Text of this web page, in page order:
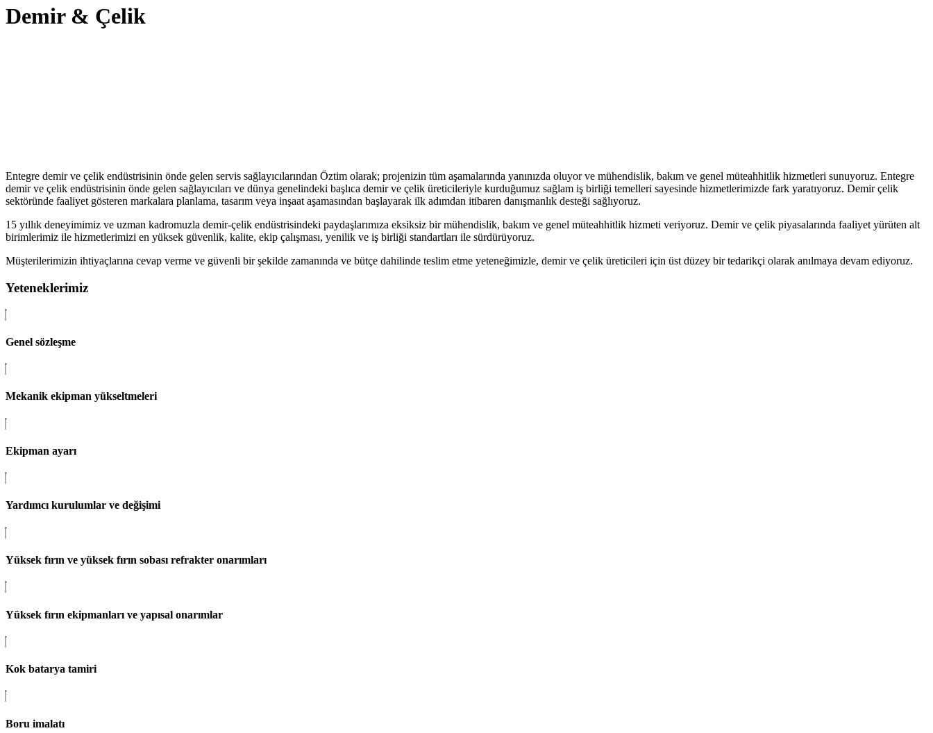
Demir & Çelik
Entegre demir ve çelik endüstrisinin önde gelen servis sağlayıcılarından Öztim olarak; projenizin tüm aşamalarında yanınızda oluyor ve mühendislik, bakım ve genel müteahhitlik hizmetleri sunuyoruz. Entegre
demir ve çelik endüstrisinin önde gelen sağlayıcıları ve dünya genelindeki başlıca demir ve çelik üreticileriyle kurduğumuz sağlam iş birliği temelleri sayesinde hizmetlerimizde fark yaratıyoruz. Demir çelik
sektöründe faaliyet gösteren markalara planlama, tasarım veya inşaat aşamasından başlayarak ilk adımdan itibaren danışmanlık desteği sağlıyoruz.
15 yıllık deneyimimiz ve uzman kadromuzla demir-çelik endüstrisindeki paydaşlarımıza eksiksiz bir mühendislik, bakım ve genel müteahhitlik hizmeti veriyoruz. Demir ve çelik piyasalarında faaliyet yürüten alt
birimlerimiz ile hizmetlerimizi en yüksek güvenlik, kalite, ekip çalışması, yenilik ve iş birliği standartları ile sürdürüyoruz.
Müşterilerimizin ihtiyaçlarına cevap verme ve güvenli bir şekilde zamanında ve bütçe dahilinde teslim etme yeteneğimizle, demir ve çelik üreticileri için üst düzey bir tedarikçi olarak anılmaya devam ediyoruz.
Yeteneklerimiz
Genel sözleşme
Mekanik ekipman yükseltmeleri
Ekipman ayarı
Yardımcı kurulumlar ve değişimi
Yüksek fırın ve yüksek fırın sobası refrakter onarımları
Yüksek fırın ekipmanları ve yapısal onarımlar
Kok batarya tamiri
Boru imalatı